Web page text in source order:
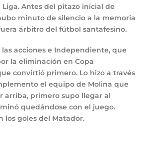
Antes del pitazo inicial de
minuto de silencio a la memoria
árbitro del fútbol santafesino.
acciones e Independiente, que
la eliminación en Copa
convirtió primero. Lo hizo a través
el equipo de Molina que
arriba, primero supo llegar al
quedándose con el juego.
los goles del Matador.